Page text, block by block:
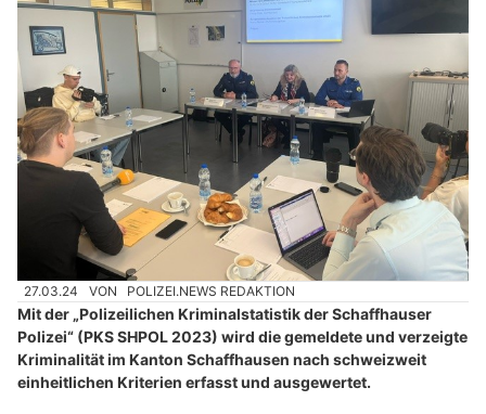
27.03.24 VON POLIZEI.NEWS REDAKTION
Mit der „Polizeilichen Kriminalstatistik der Schaffhauser
Polizei“ (PKS SHPOL 2023) wird die gemeldete und verzeigte
Kriminalität im Kanton Schaffhausen nach schweizweit
einheitlichen Kriterien erfasst und ausgewertet.